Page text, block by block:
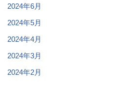
2024年6月
2024年5月
2024年4月
2024年3月
2024年2月